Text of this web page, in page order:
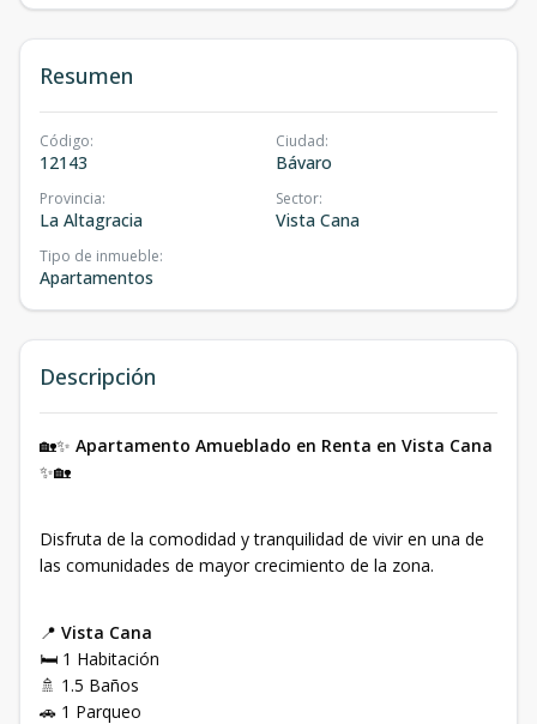
Resumen
Código:
12143
Ciudad:
Bávaro
Provincia:
La Altagracia
Sector:
Vista Cana
Tipo de inmueble:
Apartamentos
Descripción
🏡✨ Apartamento Amueblado en Renta en Vista Cana
✨🏡
Disfruta de la comodidad y tranquilidad de vivir en una de
las comunidades de mayor crecimiento de la zona.
📍 Vista Cana
🛏️ 1 Habitación
🚿 1.5 Baños
🚗 1 Parqueo